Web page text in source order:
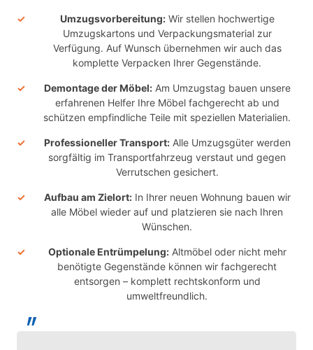
Umzugsvorbereitung:Wir stellen hochwertige
Umzugskartons und Verpackungsmaterial zur
Verfügung. Auf Wunsch übernehmen wir auch das
komplette Verpacken Ihrer Gegenstände.
Demontage der Möbel:Am Umzugstag bauen unsere
erfahrenen Helfer Ihre Möbel fachgerecht ab und
schützen empfindliche Teile mit speziellen Materialien.
Professioneller Transport:Alle Umzugsgüter werden
sorgfältig im Transportfahrzeug verstaut und gegen
Verrutschen gesichert.
Aufbau am Zielort:In Ihrer neuen Wohnung bauen wir
alle Möbel wieder auf und platzieren sie nach Ihren
Wünschen.
Optionale Entrümpelung:Altmöbel oder nicht mehr
benötigte Gegenstände können wir fachgerecht
entsorgen – komplett rechtskonform und
umweltfreundlich.